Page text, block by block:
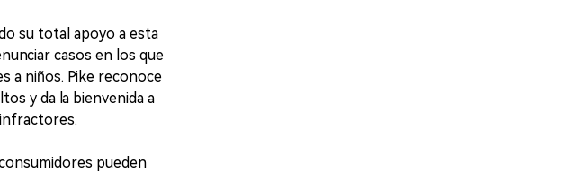
su total apoyo a esta
casos en los que
a niños. Pike reconoce
y da la bienvenida a
pueden